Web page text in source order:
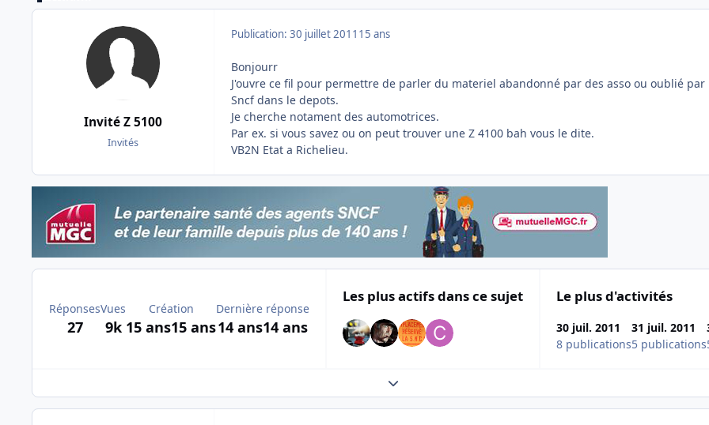
Invité Z 5100
Invités
Publication: 30 juillet 2011 15 ans
Bonjourr
J'ouvre ce fil pour permettre de parler du materiel abandonné par des asso ou oublié par
Sncf dans le depots.
Je cherche notament des automotrices.
Par ex. si vous savez ou on peut trouver une Z 4100 bah vous le dite.
VB2N Etat a Richelieu.
Réponses
27
Vues
9k
Création
15 ans15 ans
Dernière réponse
14 ans14 ans
Les plus actifs dans ce sujet Le plus d'activités
30 juil. 2011
8 publications
31 juil. 2011
5 publications
Expand topic overview